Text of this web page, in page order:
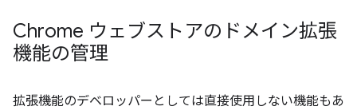
Chrome ウェブストアのドメイン拡張
機能の管理
拡張機能のデベロッパーとしては直接使用しない機能もあ